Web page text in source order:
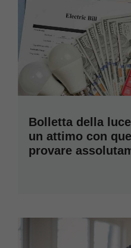
Bolletta della
un attimo con
provare